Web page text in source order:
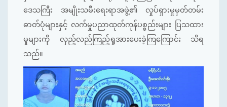
ဒေသကြီး အမျိုးသမီးရေးရာအဖွဲ့၏ လှုပ်ရှားမှုမှတ်တမ်း
ဓာတ်ပုံများနှင့် လက်မှုပညာထုတ်ကုန်ပစ္စည်းများ ပြသထား
မှုများကို လှည့်လည်ကြည့်ရှုအားပေးခဲ့ကြကြောင်း သိရ
သည်။